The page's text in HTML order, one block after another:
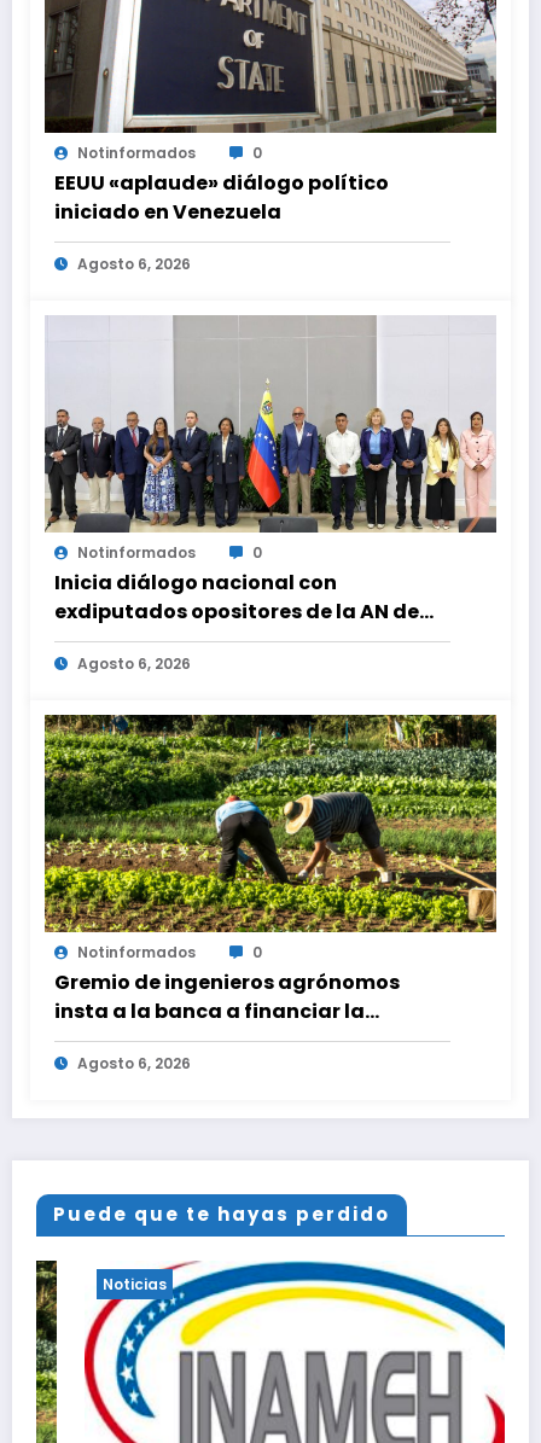
Notinformados 0
EEUU «aplaude» diálogo político
iniciado en Venezuela
Agosto 6, 2026
Notinformados 0
Inicia diálogo nacional con
exdiputados opositores de la AN de
2015
Agosto 6, 2026
Notinformados 0
Gremio de ingenieros agrónomos
insta a la banca a financiar la
agricultura familiar
Agosto 6, 2026
Puede que te hayas perdido
Noticias